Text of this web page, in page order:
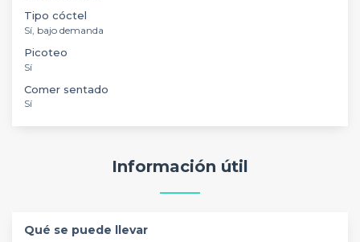
Tipo cóctel
Sí, bajo demanda
Picoteo
Sí
Comer sentado
Sí
Información útil
Qué se puede llevar